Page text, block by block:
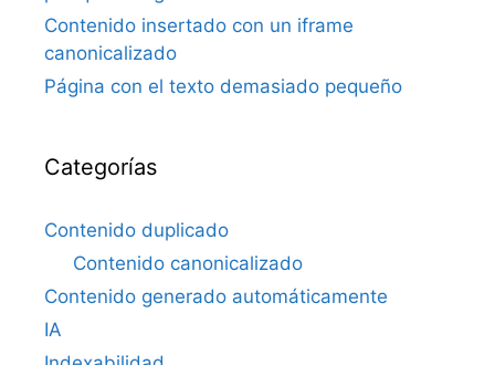
Contenido insertado con un iframe
canonicalizado
Página con el texto demasiado pequeño
Categorías
Contenido duplicado
Contenido canonicalizado
Contenido generado automáticamente
IA